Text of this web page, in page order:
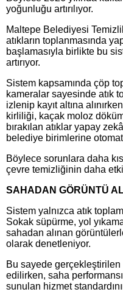
yoğunluğu artırılıyor.
Maltepe Belediyesi
atıkların toplanmasında
başlamasıyla birlikte bu
artırıyor.
Sistem kapsamında çöp
kameralar sayesinde atık
izlenip kayıt altına
kirliliği, kaçak moloz
bırakılan atıklar yapay
belediye birimlerine
Böylece sorunlara daha
çevre temizliğinin daha
SAHADAN GÖRÜNTÜ
Sistem yalnızca atık
Sokak süpürme, yol
sahadan alınan
olarak denetleniyor.
Bu sayede
edilirken, saha
sunulan hizmet